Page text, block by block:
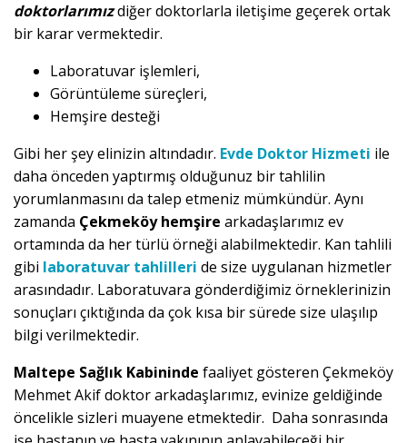
doktorlarımızdiğer doktorlarla iletişime geçerek ortak
bir karar vermektedir.
Laboratuvar işlemleri,
Görüntüleme süreçleri,
Hemşire desteği
Gibi her şey elinizin altındadır. Evde Doktor Hizmeti ile
daha önceden yaptırmış olduğunuz bir tahlilin
yorumlanmasını da talep etmeniz mümkündür. Aynı
zamanda Çekmeköy hemşire arkadaşlarımız ev
ortamında da her türlü örneği alabilmektedir. Kan tahlili
gibi laboratuvar tahlilleri de size uygulanan hizmetler
arasındadır. Laboratuvara gönderdiğimiz örneklerinizin
sonuçları çıktığında da çok kısa bir sürede size ulaşılıp
bilgi verilmektedir.
Maltepe Sağlık Kabininde faaliyet gösteren Çekmeköy
Mehmet Akif doktor arkadaşlarımız, evinize geldiğinde
öncelikle sizleri muayene etmektedir. Daha sonrasında